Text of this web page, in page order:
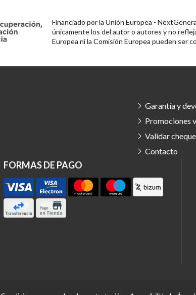
Financiado por la Unión Europea -
únicamente los del autor o autores y no
Europea ni la Comisión Europea pueden ser
FORMAS DE PAGO
Garantía y
Promociones
Validar
Contacto